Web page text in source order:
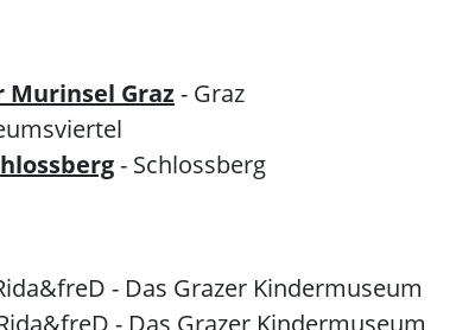
Murinsel Graz- Graz
- Schlossberg
- Das Grazer Kindermuseum